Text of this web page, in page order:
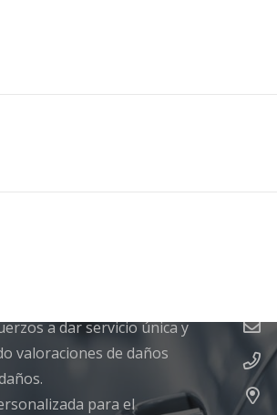
a dar servicio única y
valoraciones de daños
para el